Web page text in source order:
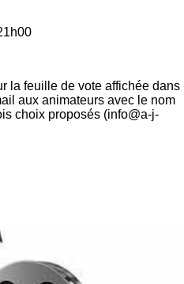
la feuille de vote affichée dans
aux animateurs avec le nom
choix proposés (info@a-j-